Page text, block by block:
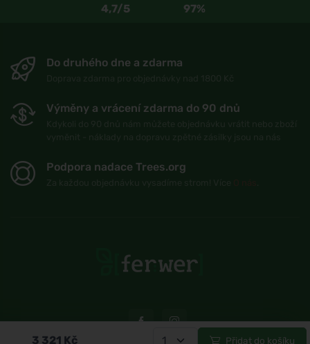
4,7/5 97%
Do druhého dne a zdarma
Výměny a vrácení zdarma do 90 dnů
Podpora nadace Trees.org
3 321 Kč Přidat do košíku